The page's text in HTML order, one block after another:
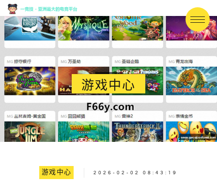
游戏中心
游戏中心 2026-02-02 08:43:19